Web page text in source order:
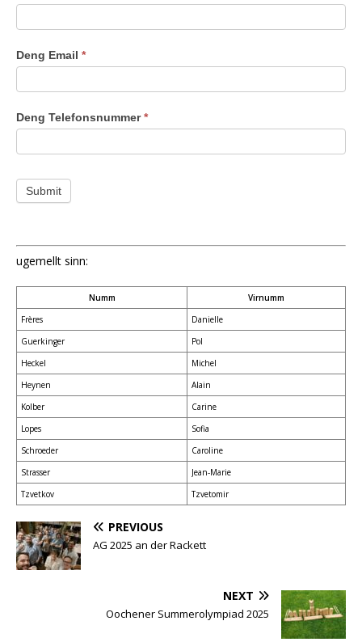
Deng Email *
Deng Telefonsnummer*
Submit
ugemellt sinn:
Numm
Virnumm
Frères
Danielle
Guerkinger
Pol
Heckel
Michel
Heynen
Alain
Kolber
Carine
Lopes
Sofia
Schroeder
Caroline
Strasser
Jean-Marie
Tzvetkov
Tzvetomir
PREVIOUS
AG 2025 an der Rackett
NEXT
Oochener Summerolympiad 2025